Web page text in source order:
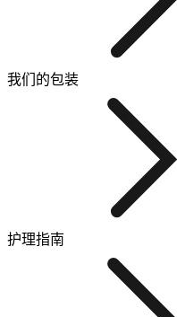
我们的包装
护理指南